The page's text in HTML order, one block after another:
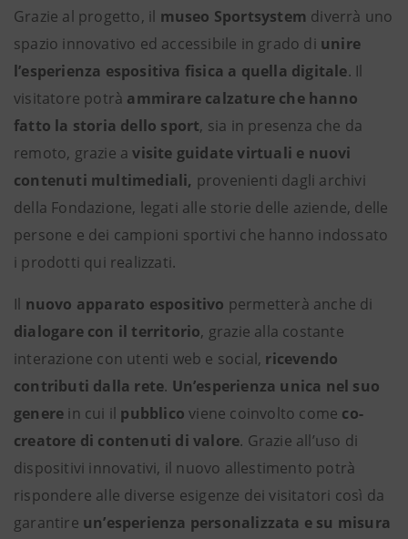
Grazie al progetto, il museo Sportsystem diverrà uno
spazio innovativo ed accessibile in grado di unire
l’esperienza espositiva fisica a quella digitale. Il
visitatore potrà ammirare calzature che hanno
fatto la storia dello sport, sia in presenza che da
remoto, grazie avisite guidate virtuali e nuovi
contenuti multimediali, provenienti dagli archivi
della Fondazione, legati alle storie delle aziende, delle
persone e dei campioni sportivi che hanno indossato
i prodotti qui realizzati.
Il nuovo apparato espositivo permetterà anche di
dialogare con il territorio, grazie alla costante
interazione con utenti web e social, ricevendo
contributi dalla rete. Un’esperienza unica nel suo
genere in cui il pubblicoviene coinvolto come co-
creatore di contenuti di valore. Grazie all’uso di
dispositivi innovativi, il nuovo allestimento potrà
rispondere alle diverse esigenze dei visitatori così da
garantire un’esperienza personalizzata e su misura